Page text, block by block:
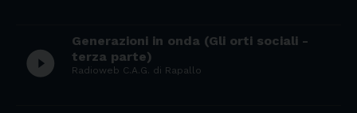
play_circle_filled
Generazioni in onda (Gli orti sociali -
terza parte)
Radioweb C.A.G. di Rapallo